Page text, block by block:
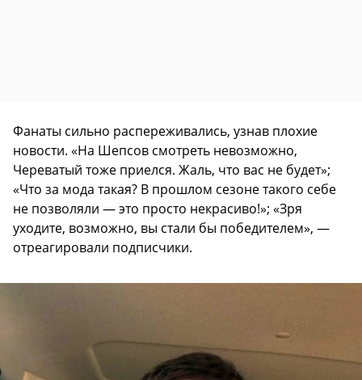
Фанаты сильно распереживались, узнав плохие
новости. «На Шепсов смотреть невозможно,
Череватый тоже приелся. Жаль, что вас не будет»;
«Что за мода такая? В прошлом сезоне такого себе
не позволяли — это просто некрасиво!»; «Зря
уходите, возможно, вы стали бы победителем», —
отреагировали подписчики.